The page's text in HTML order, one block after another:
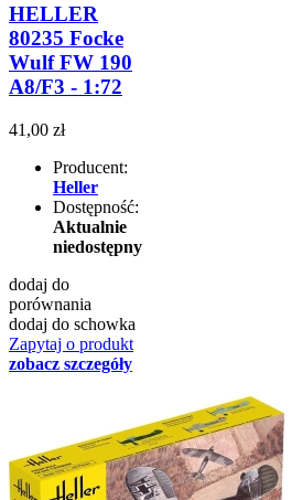
HELLER
80235 Focke
Wulf FW 190
A8/F3 - 1:72
41,00 zł
Producent:
Heller
Dostępność:
Aktualnie
niedostępny
dodaj do
porównania
dodaj do schowka
Zapytaj o produkt
zobacz szczegóły